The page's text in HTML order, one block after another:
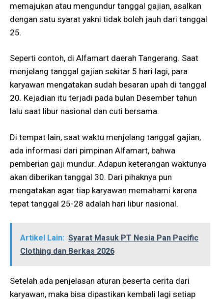
memajukan atau mengundur tanggal gajian, asalkan
dengan satu syarat yakni tidak boleh jauh dari tanggal
25.
Seperti contoh, di Alfamart daerah Tangerang. Saat
menjelang tanggal gajian sekitar 5 hari lagi, para
karyawan mengatakan sudah besaran upah di tanggal
20. Kejadian itu terjadi pada bulan Desember tahun
lalu saat libur nasional dan cuti bersama.
Di tempat lain, saat waktu menjelang tanggal gajian,
ada informasi dari pimpinan Alfamart, bahwa
pemberian gaji mundur. Adapun keterangan waktunya
akan diberikan tanggal 30. Dari pihaknya pun
mengatakan agar tiap karyawan memahami karena
tepat tanggal 25-28 adalah hari libur nasional.
Artikel Lain: Syarat Masuk PT Nesia Pan Pacific
Clothing dan Berkas 2026
Setelah ada penjelasan aturan beserta cerita dari
karyawan, maka bisa dipastikan kembali lagi setiap